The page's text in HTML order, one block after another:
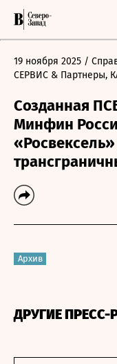
19 ноября 2025 /
СЕРВИС & Партнеры,
Созданная
Минфин
Архив
ДРУГИЕ ПРЕСС-